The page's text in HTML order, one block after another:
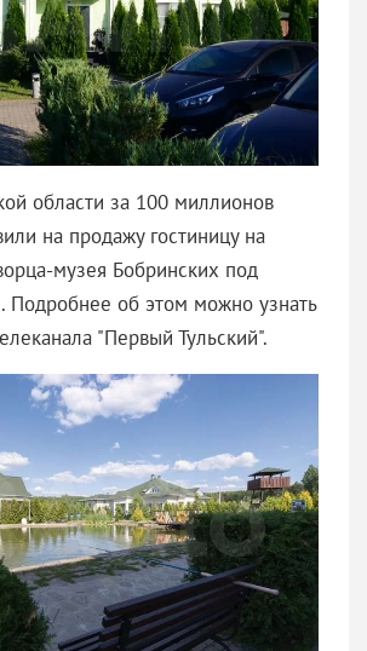
области за 100 миллионов
на продажу гостиницу на
музея Бобринских под
Подробнее об этом можно узнать
"Первый Тульский".